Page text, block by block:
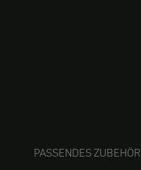
PASSENDES ZUBEHÖR